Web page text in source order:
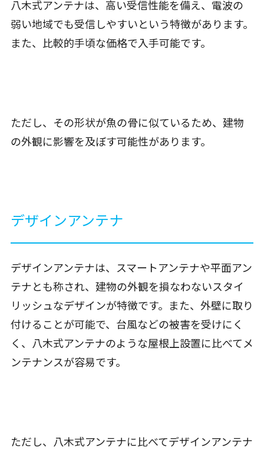
八木式アンテナは、高い受信性能を備え、電波の
弱い地域でも受信しやすいという特徴があります。
また、比較的手頃な価格で入手可能です。
ただし、その形状が魚の骨に似ているため、建物
の外観に影響を及ぼす可能性があります。
デザインアンテナ
デザインアンテナは、スマートアンテナや平面アン
テナとも称され、建物の外観を損なわないスタイ
リッシュなデザインが特徴です。また、外壁に取り
付けることが可能で、台風などの被害を受けにく
く、八木式アンテナのような屋根上設置に比べてメ
ンテナンスが容易です。
ただし、八木式アンテナに比べてデザインアンテナ